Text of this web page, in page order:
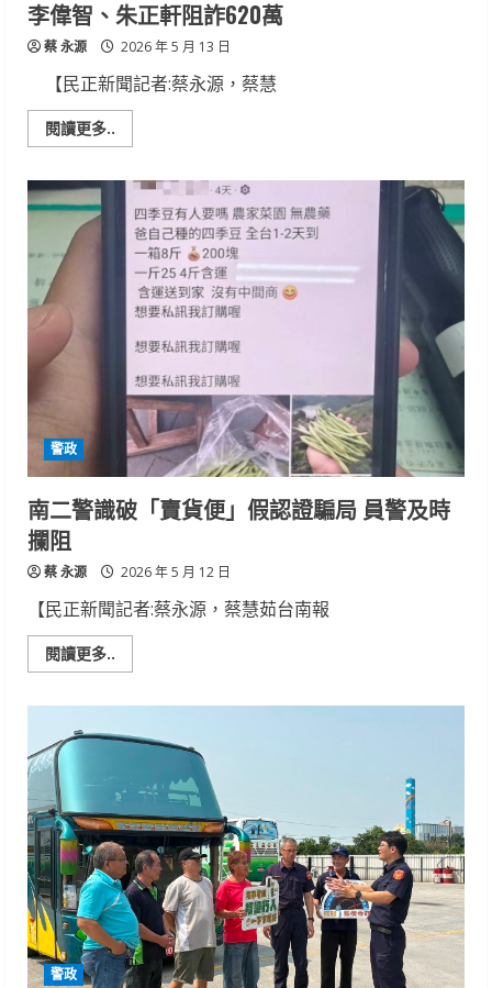
李偉智、朱正軒阻詐620萬
蔡 永源 2026 年 5 月 13 日
【民正新聞記者:蔡永源，蔡慧
閱讀更多..
more
柷
青、
李
偉
智、
朱
正
軒
阻
萬
警政
南二警識破「賣貨便」假認證騙局 員警及時
攔阻
蔡 永源 2026 年 5 月 12 日
【民正新聞記者:蔡永源，蔡慧茹台南報
閱讀更多..
more
警
識
貨
便」
假
認
證
騙
局
員
警
及
時
攔
阻
警政